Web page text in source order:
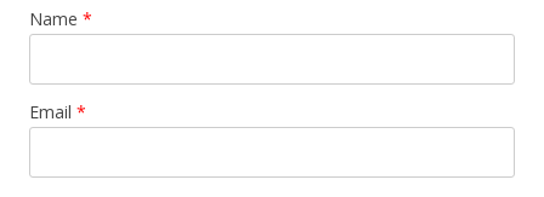
Name *
Email *